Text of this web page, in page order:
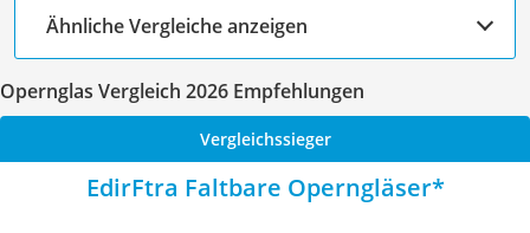
Ähnliche Vergleiche anzeigen
Opernglas Vergleich 2026 Empfehlungen
Vergleichssieger
EdirFtra Faltbare Operngläser